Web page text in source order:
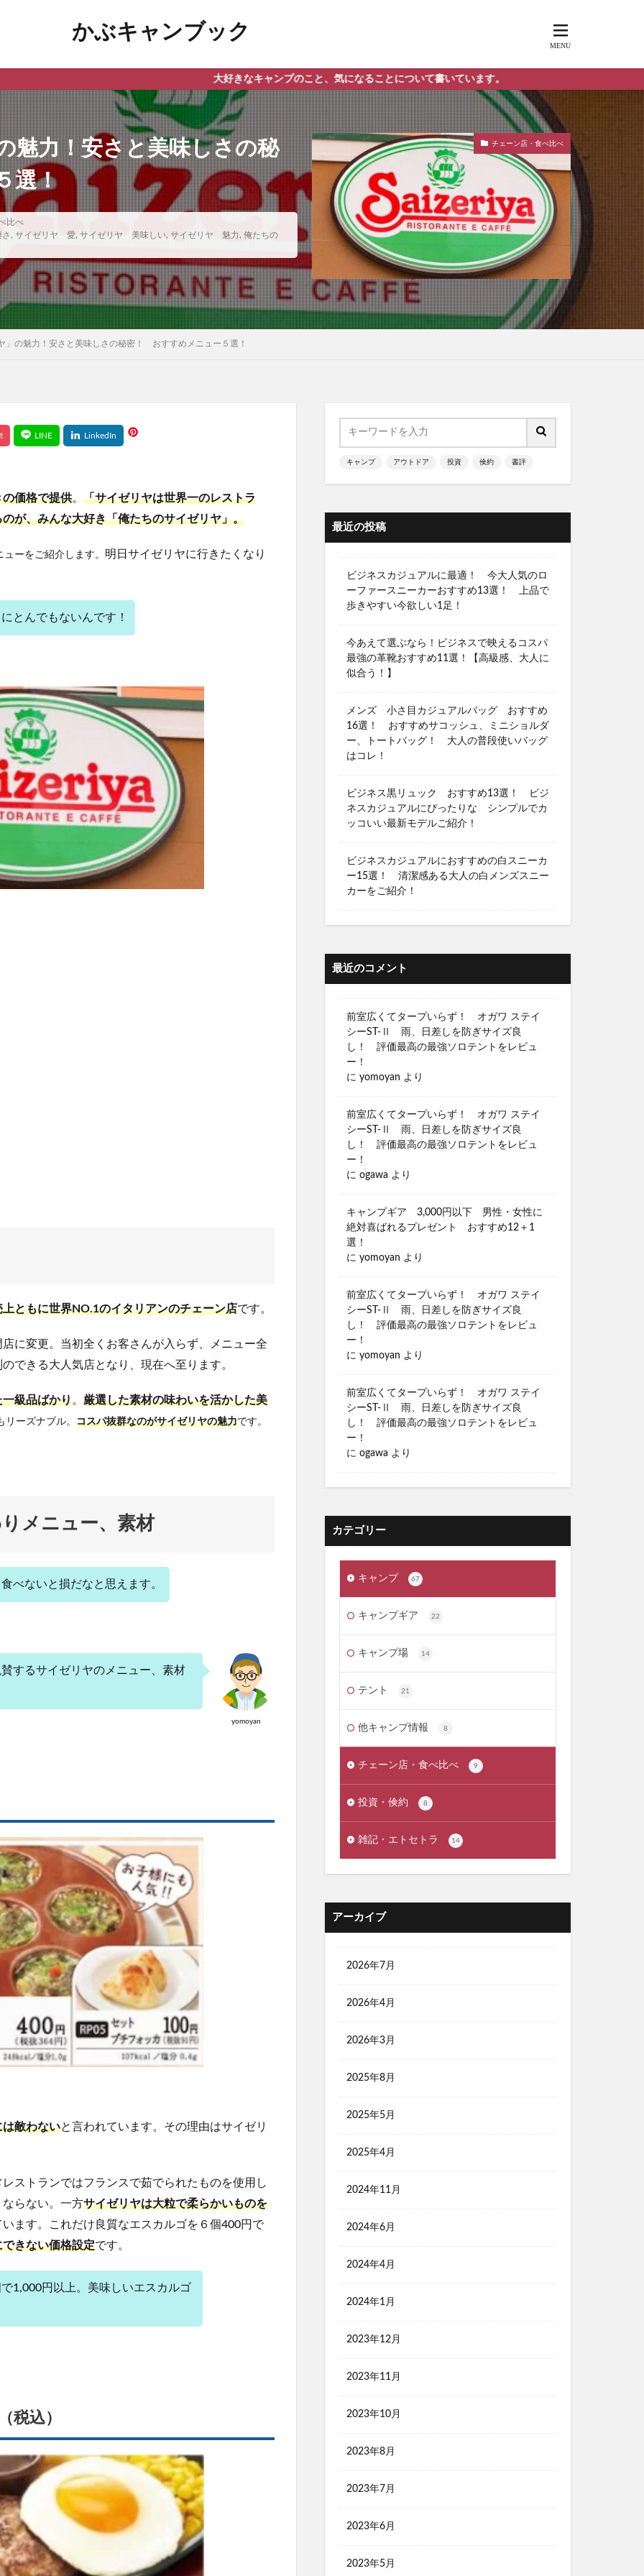
かぶキャンブック
大好きなキャンプのこと、気になることについて書いています。
魅力！安さと美味しさの秘
選！
比べ
, サイゼリヤ 愛, サイゼリヤ 美味しい, サイゼリヤ 魅力, 俺たちの
チェーン店・食べ比べ
」の魅力！安さと美味しさの秘密！ おすすめメニュー５選！
価格で提供。 「サイゼリヤは世界一のレストラ
が、みんな大好き「俺たちのサイゼリヤ」。
ーをご紹介します。 明日サイゼリヤに行きたくなり
とんでもないんです！
ともに世界NO.1のイタリアンのチェーン店です。
に変更。当初全くお客さんが入らず、メニュー全
できる大人気店となり、現在へ至ります。
級品ばかり。 厳選した素材の味わいを活かした美
リーズナブル。 コスパ抜群なのがサイゼリヤの魅力です。
メニュー、素材
べないと損だなと思えます。
yomoyan
するサイゼリヤのメニュー、素材
敵わないと言われています。その理由はサイゼリ
ストランではフランスで茹でられたものを使用し
らない。一方サイゼリヤは大粒で柔らかいものを
います。これだけ良質なエスカルゴを６個400円で
きない価格設定です。
1,000円以上。美味しいエスカルゴ
込）
キャンプ アウトドア 投資 倹約 書評
最近の投稿
ビジネスカジュアルに最適！ 今大人気のロ
ーファースニーカーおすすめ13選！ 上品で
歩きやすい今欲しい1足！
今あえて選ぶなら！ビジネスで映えるコスパ
最強の革靴おすすめ11選！【高級感、大人に
似合う！】
メンズ 小さ目カジュアルバッグ おすすめ
16選！ おすすめサコッシュ、ミニショルダ
ー、トートバッグ！ 大人の普段使いバッグ
はコレ！
ビジネス黒リュック おすすめ13選！ ビジ
ネスカジュアルにぴったりな シンプルでカ
ッコいい最新モデルご紹介！
ビジネスカジュアルにおすすめの白スニーカ
ー15選！ 清潔感ある大人の白メンズスニー
カーをご紹介！
最近のコメント
前室広くてタープいらず！ オガワ ステイ
シーST-Ⅱ 雨、日差しを防ぎサイズ良
し！ 評価最高の最強ソロテントをレビュ
ー！
に yomoyan より
前室広くてタープいらず！ オガワ ステイ
シーST-Ⅱ 雨、日差しを防ぎサイズ良
し！ 評価最高の最強ソロテントをレビュ
ー！
に ogawa より
キャンプギア 3,000円以下 男性・女性に
絶対喜ばれるプレゼント おすすめ12＋1
選！
に yomoyan より
前室広くてタープいらず！ オガワ ステイ
シーST-Ⅱ 雨、日差しを防ぎサイズ良
し！ 評価最高の最強ソロテントをレビュ
ー！
に yomoyan より
前室広くてタープいらず！ オガワ ステイ
シーST-Ⅱ 雨、日差しを防ぎサイズ良
し！ 評価最高の最強ソロテントをレビュ
ー！
に ogawa より
カテゴリー
キャンプ 67
キャンプギア 22
キャンプ場 14
テント 21
他キャンプ情報 8
チェーン店・食べ比べ 9
投資・倹約 8
雑記・エトセトラ 14
アーカイブ
2026年7月
2026年4月
2026年3月
2025年8月
2025年5月
2025年4月
2024年11月
2024年6月
2024年4月
2024年1月
2023年12月
2023年11月
2023年10月
2023年8月
2023年7月
2023年6月
2023年5月